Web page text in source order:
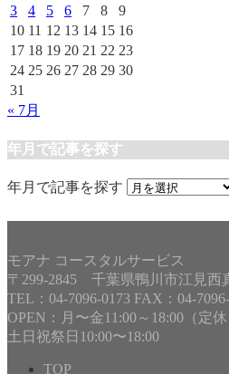
3
4 5 6 7 8
9
10 11 12 13 14 15 16
17 18 19 20 21 22 23
24 25 26 27 28 29 30
31
« 7月
年月で記事を探す
年月で記事を探す
モアナ コースタルサービス
〒299-2845 千葉県鴨川市江見西
TEL：04-7096-0173 FAX：04-
OPEN：月〜金11:00～18:00（定
土日祝祭日10:00〜18:00
TOP